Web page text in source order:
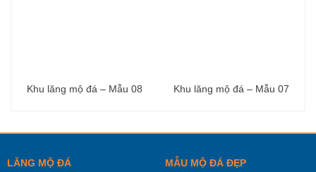
Khu lăng mộ đá – Mẫu 08 Khu lăng mộ đá – Mẫu 07
LĂNG MỘ ĐÁ MẪU MỘ ĐÁ ĐẸP